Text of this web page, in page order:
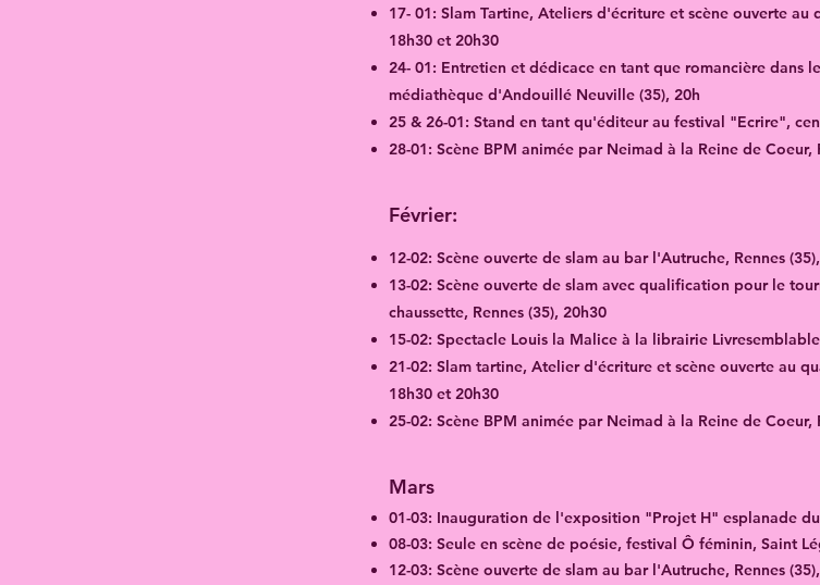
17- 01: Slam Tartine, Ateliers d'écriture et scène ouverte au
18h30 et 20h30
24- 01: Entretien et dédicace en tant que romancière dans
médiathèque d'Andouillé Neuville (35), 20h
25 & 26-01: Stand en tant qu'éditeur au festival "Ecrire",
28-01: Scène BPM animée par Neimad à la Reine de Coeur,
Février:
12​​-02: Scène ouverte de slam au bar l'Autruche, Rennes
13-02: Scène ouverte de slam avec qualification pour le
chaussette, Rennes (35), 20h30
15-02: Spectacle Louis la Malice à la librairie
21-02: Slam tartine, Atelier d'écriture et scène ouverte au
18h30 et 20h30
25-02: Scène BPM animée par Neimad à la Reine de Coeur,
Mars
01-03: Inauguration de l'exposition "Projet H" esplanade du
08-03: Seule en scène de poésie, festival Ô féminin, Saint
12-03: Scène ouverte de slam au bar l'Autruche, Rennes